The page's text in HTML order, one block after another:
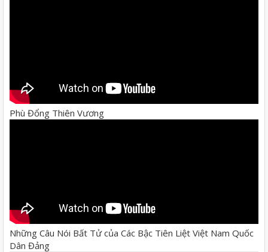
Phù Đổng Thiên Vương
Những Câu Nói Bất Tử của Các Bậc Tiên Liệt Việt Nam Quốc
Dân Đảng